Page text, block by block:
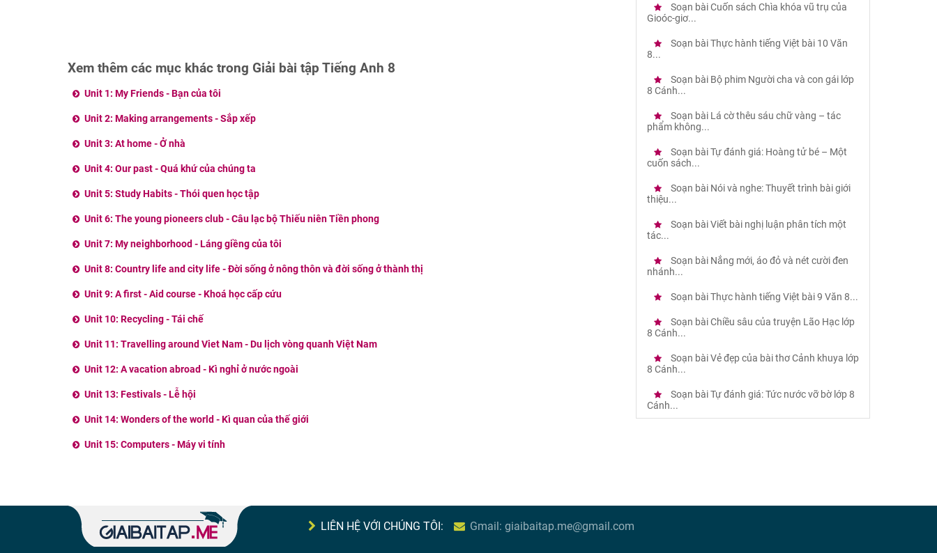
Xem thêm các mục khác trong Giải bài tập Tiếng Anh 8
Unit 1: My Friends - Bạn của tôi
Unit 2: Making arrangements - Sắp xếp
Unit 3: At home - Ở nhà
Unit 4: Our past - Quá khứ của chúng ta
Unit 5: Study Habits - Thói quen học tập
Unit 6: The young pioneers club - Câu lạc bộ Thiếu niên Tiền phong
Unit 7: My neighborhood - Láng giềng của tôi
Unit 8: Country life and city life - Đời sống ở nông thôn và đời sống ở thành thị
Unit 9: A first - Aid course - Khoá học cấp cứu
Unit 10: Recycling - Tái chế
Unit 11: Travelling around Viet Nam - Du lịch vòng quanh Việt Nam
Unit 12: A vacation abroad - Kì nghỉ ở nước ngoài
Unit 13: Festivals - Lễ hội
Unit 14: Wonders of the world - Kì quan của thế giới
Unit 15: Computers - Máy vi tính
Soạn bài Cuốn sách Chìa khóa vũ trụ của
Gioóc-giơ...
Soạn bài Thực hành tiếng Việt bài 10 Văn
8...
Soạn bài Bộ phim Người cha và con gái lớp
8 Cánh...
Soạn bài Lá cờ thêu sáu chữ vàng – tác
phẩm không...
Soạn bài Tự đánh giá: Hoàng tử bé – Một
cuốn sách...
Soạn bài Nói và nghe: Thuyết trình bài giới
thiệu...
Soạn bài Viết bài nghị luận phân tích một
tác...
Soạn bài Nắng mới, áo đỏ và nét cười đen
nhánh...
Soạn bài Thực hành tiếng Việt bài 9 Văn 8...
Soạn bài Chiều sâu của truyện Lão Hạc lớp
8 Cánh...
Soạn bài Vẻ đẹp của bài thơ Cảnh khuya lớp
8 Cánh...
Soạn bài Tự đánh giá: Tức nước vỡ bờ lớp 8
Cánh...
LIÊN HỆ VỚI CHÚNG TÔI: Gmail: giaibaitap.me@gmail.com